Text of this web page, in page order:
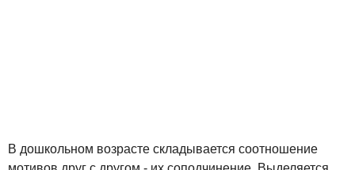
В дошкольном возрасте складывается соотношение